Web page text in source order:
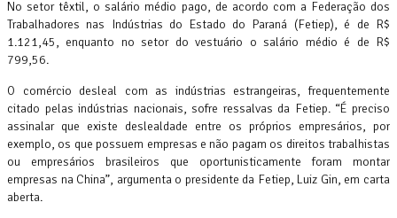
No setor têxtil, o salário médio pago, de acordo com a Federação dos
Trabalhadores nas Indústrias do Estado do Paraná (Fetiep), é de R$
1.121,45, enquanto no setor do vestuário o salário médio é de R$
799,56.
O comércio desleal com as indústrias estrangeiras, frequentemente
citado pelas indústrias nacionais, sofre ressalvas da Fetiep. “É preciso
assinalar que existe deslealdade entre os próprios empresários, por
exemplo, os que possuem empresas e não pagam os direitos trabalhistas
ou empresários brasileiros que oportunisticamente foram montar
empresas na China”, argumenta o presidente da Fetiep, Luiz Gin, em carta
aberta.